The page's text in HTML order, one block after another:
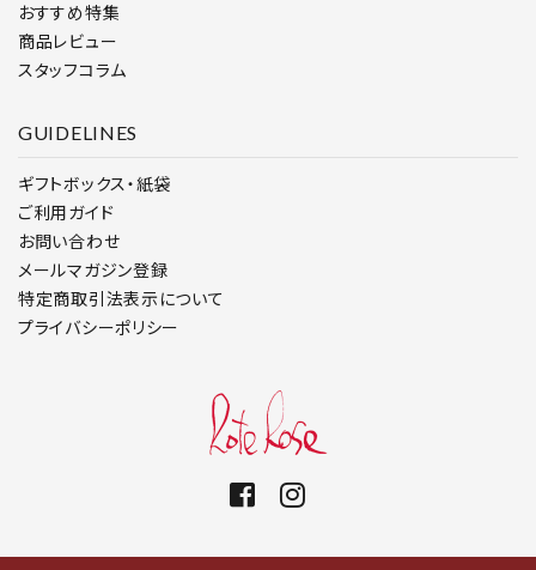
おすすめ特集
商品レビュー
スタッフコラム
GUIDELINES
ギフトボックス・紙袋
ご利用ガイド
お問い合わせ
メールマガジン登録
特定商取引法表示について
プライバシーポリシー